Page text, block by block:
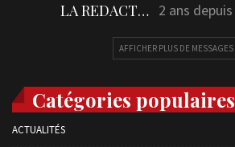
LA REDACTION 2 ans depuis
AFFICHER PLUS DE MESSAGES
Catégories populaires
ACTUALITÉS